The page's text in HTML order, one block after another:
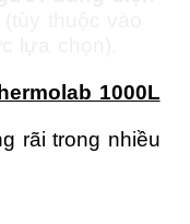
1000L
rãi trong nhiều